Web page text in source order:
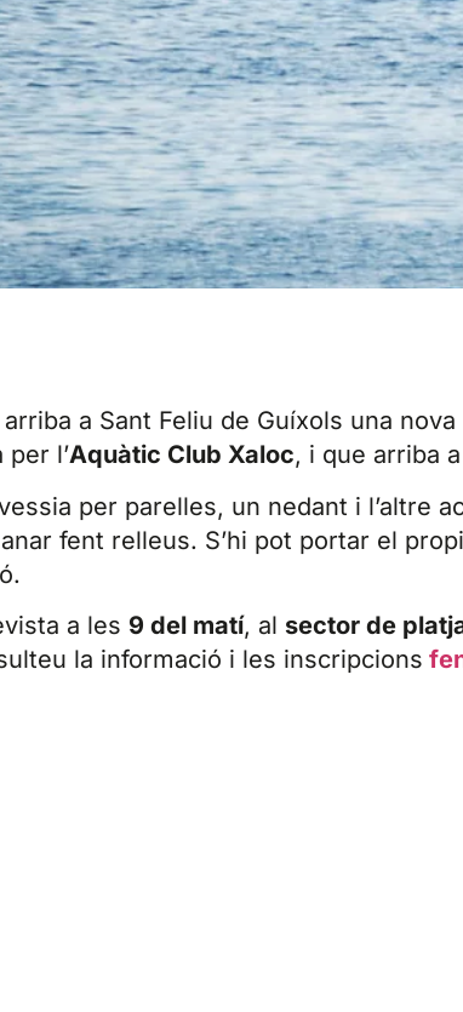
arriba a Sant Feliu de Guíxols una nova
per l’Aquàtic Club Xaloc, i que arriba
per parelles, un nedant i l’altre
fent relleus. S’hi pot portar el
a les 9 del matí, al sector de
la informació i les inscripcions